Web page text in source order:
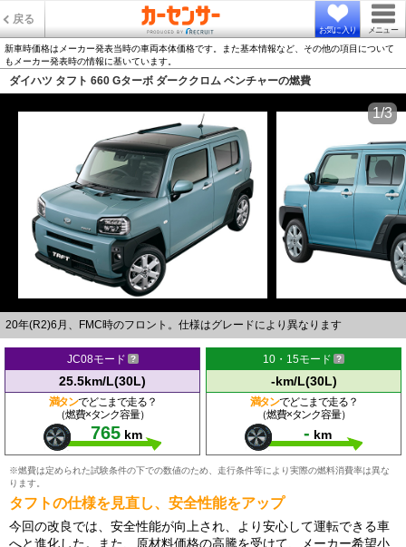
戻る
お気に入り メニュー
新車時価格はメーカー発表当時の車両本体価格です。また基本情報など、その他の項目について
もメーカー発表時の情報に基いています。
ダイハツ タフト 660 Gターボ ダーククロム ベンチャーの燃費
20年(R2)6月、FMC時のフロント。仕様はグレードにより異なります
1/3
JC08モード
25.5km/L(30L)
満タンでどこまで走る？
（燃費×タンク容量）
765 km
10・15モード
-km/L(30L)
満タンでどこまで走る？
（燃費×タンク容量）
- km
※燃費は定められた試験条件の下での数値のため、走行条件等により実際の燃料消費率は異な
ります。
タフトの仕様を見直し、安全性能をアップ
今回の改良では、安全性能が向上され、より安心して運転できる車
へと進化した。また、原材料価格の高騰を受けて、メーカー希望小